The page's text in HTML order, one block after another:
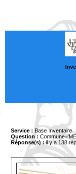
Service : Base Inventaire
Question :
Réponse(s) :il y a 138